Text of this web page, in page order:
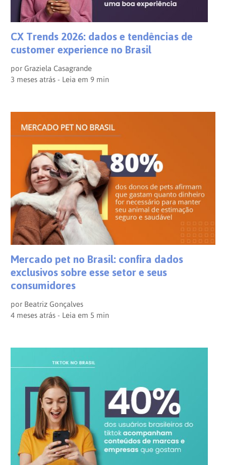
CX Trends 2026: dados e tendências de
customer experience no Brasil
por Graziela Casagrande
3 meses atrás - Leia em 9 min
Mercado pet no Brasil: confira dados
exclusivos sobre esse setor e seus
consumidores
por Beatriz Gonçalves
4 meses atrás - Leia em 5 min